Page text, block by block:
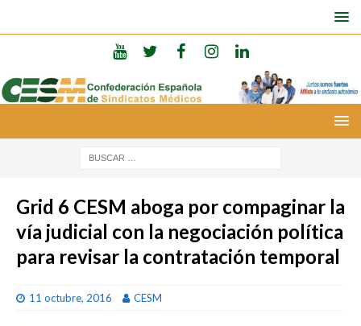
Grid 6 CESM aboga por compaginar la
vía judicial con la negociación política
para revisar la contratación temporal
11 octubre, 2016 CESM